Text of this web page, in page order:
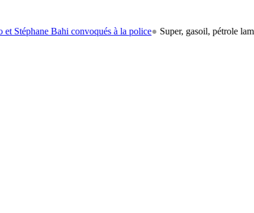
Bahi convoqués à la police● Super, gasoil, pétrole lampant: le